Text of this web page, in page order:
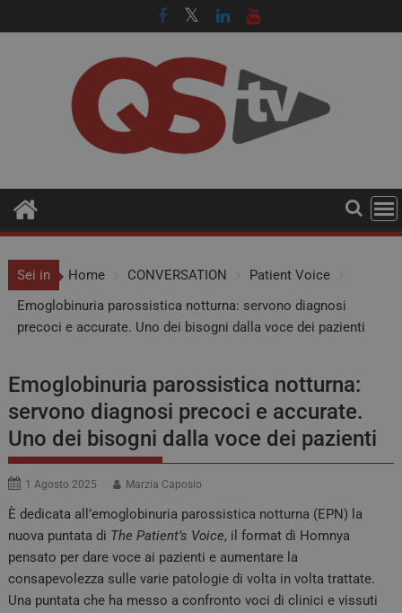
Sei in Home CONVERSATION
Patient Voice
Emoglobinuria parossistica notturna: servono diagnosi
precoci e accurate. Uno dei bisogni dalla voce dei pazienti
Emoglobinuria parossistica notturna:
servono diagnosi precoci e accurate.
Uno dei bisogni dalla voce dei pazienti
1 Agosto 2025 Marzia Caposio
È dedicata all’emoglobinuria parossistica notturna (EPN) la
nuova puntata di The Patient’s Voice, il format di Homnya
pensato per dare voce ai pazienti e aumentare la
consapevolezza sulle varie patologie di volta in volta trattate.
Una puntata che ha messo a confronto voci di clinici e vissuti